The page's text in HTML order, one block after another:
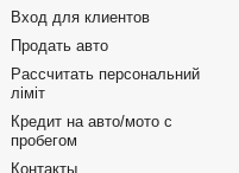
Вход для клиентов
Продать авто
Рассчитать персональний
ліміт
Кредит на авто/мото с
пробегом
Контакты